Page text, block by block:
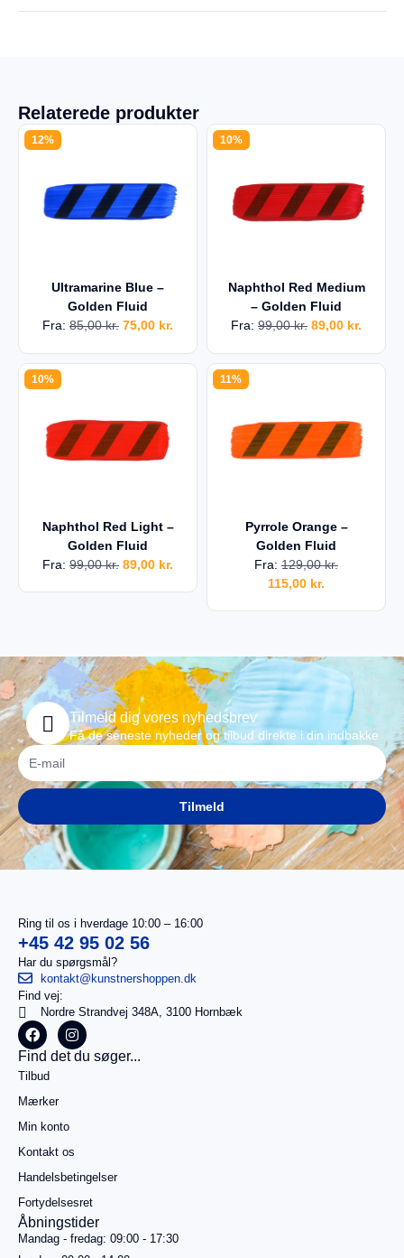
I
alt
0,00kr.
Køb for
499,00kr.
mere for
gratis
betaling
kurv
Relaterede produkter
12%
Ultramarine Blue –
Golden Fluid
Fra: 85,00kr. 75,00 kr.
10%
Naphthol Red Medium
– Golden Fluid
Fra: 99,00kr. 89,00 kr.
10%
Naphthol Red Light –
Golden Fluid
Fra: 99,00kr. 89,00 kr.
11%
Pyrrole Orange –
Golden Fluid
Fra: 129,00kr.
115,00 kr.
Tilmeld dig vores nyhedsbrev
Få de seneste nyheder og tilbud direkte i din indbakke
Tilmeld
Ring til os i hverdage 10:00 – 16:00
+45 42 95 02 56
Har du spørgsmål?
kontakt@kunstnershoppen.dk
Find vej:
Nordre Strandvej 348A, 3100 Hornbæk
Find det du søger...
Tilbud
Mærker
Min konto
Kontakt os
Handelsbetingelser
Fortydelsesret
Åbningstider
Mandag - fredag: 09:00 - 17:30